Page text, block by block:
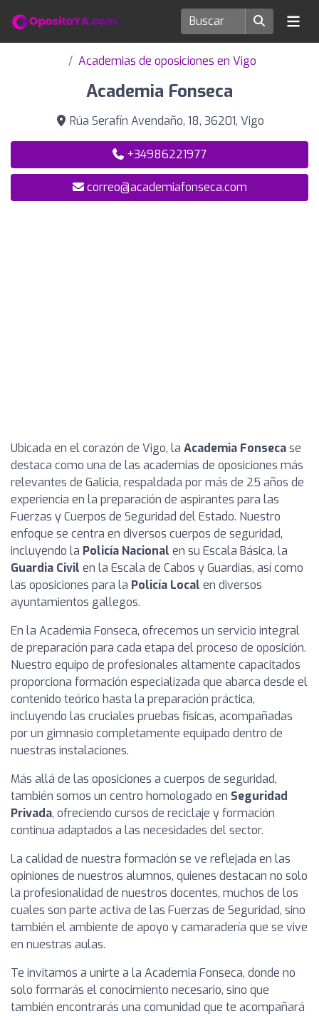
Academias de oposiciones en Vigo
Academia Fonseca
Rúa Serafín Avendaño, 18, 36201, Vigo
+34986221977
correo@academiafonseca.com
Ubicada en el corazón de Vigo, la Academia Fonsecase
destaca como una de las academias de oposiciones más
relevantes de Galicia, respaldada por más de 25 años de
experiencia en la preparación de aspirantes para las
Fuerzas y Cuerpos de Seguridad del Estado. Nuestro
enfoque se centra en diversos cuerpos de seguridad,
incluyendo la Policía Nacional en su Escala Básica, la
Guardia Civil en la Escala de Cabos y Guardias, así como
las oposiciones para la Policía Local en diversos
ayuntamientos gallegos.
En la Academia Fonseca, ofrecemos un servicio integral
de preparación para cada etapa del proceso de oposición.
Nuestro equipo de profesionales altamente capacitados
proporciona formación especializada que abarca desde el
contenido teórico hasta la preparación práctica,
incluyendo las cruciales pruebas físicas, acompañadas
por un gimnasio completamente equipado dentro de
nuestras instalaciones.
Más allá de las oposiciones a cuerpos de seguridad,
también somos un centro homologado en Seguridad
Privada, ofreciendo cursos de reciclaje y formación
continua adaptados a las necesidades del sector.
La calidad de nuestra formación se ve reflejada en las
opiniones de nuestros alumnos, quienes destacan no solo
la profesionalidad de nuestros docentes, muchos de los
cuales son parte activa de las Fuerzas de Seguridad, sino
también el ambiente de apoyo y camaradería que se vive
en nuestras aulas.
Te invitamos a unirte a la Academia Fonseca, donde no
solo formarás el conocimiento necesario, sino que
también encontrarás una comunidad que te acompañará